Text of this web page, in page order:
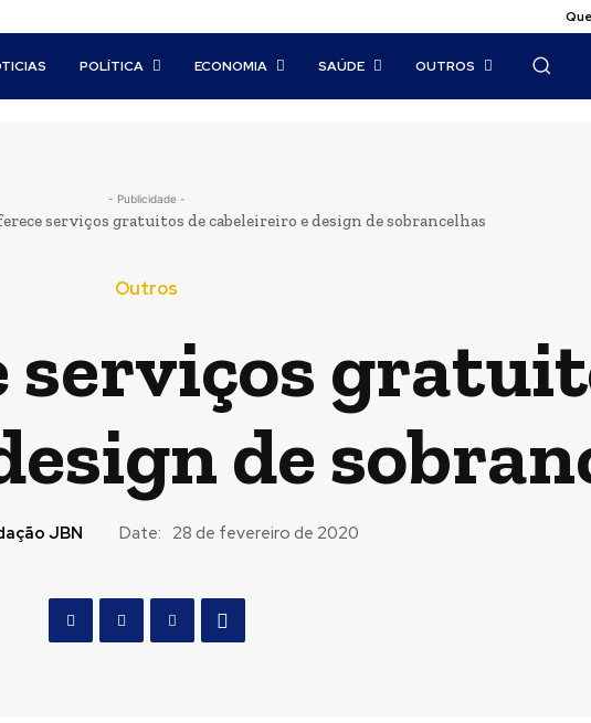
POLÍTICA ECONOMIA SAÚDE OUTROS
- Publicidade -
serviços gratuitos de cabeleireiro e design de sobrancelhas
Outros
serviços
de
JBN Date: 28 de fevereiro de 2020